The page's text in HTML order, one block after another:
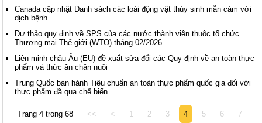
Canada cập nhật Danh sách các loài động vật thủy sinh mẫn cảm với
dịch bệnh
Dự thảo quy định về SPS của các nước thành viên thuộc tổ chức
Thương mại Thế giới (WTO) tháng 02/2026
Liên minh châu Âu (EU) đề xuất sửa đổi các Quy định về an toàn thực
phẩm và thức ăn chăn nuôi
Trung Quốc ban hành Tiêu chuẩn an toàn thực phẩm quốc gia đối với
thực phẩm đã qua chế biến
Trang 4 trong 68 << < 1 2 3 4 5 6 7